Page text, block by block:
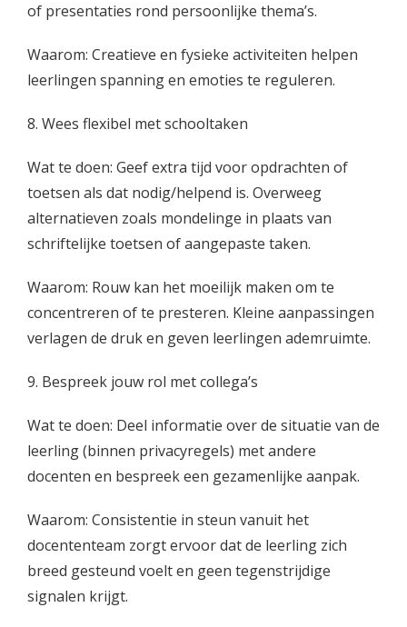
of presentaties rond persoonlijke thema’s.
Waarom: Creatieve en fysieke activiteiten helpen
leerlingen spanning en emoties te reguleren.
8. Wees flexibel met schooltaken
Wat te doen: Geef extra tijd voor opdrachten of
toetsen als dat nodig/helpend is. Overweeg
alternatieven zoals mondelinge in plaats van
schriftelijke toetsen of aangepaste taken.
Waarom: Rouw kan het moeilijk maken om te
concentreren of te presteren. Kleine aanpassingen
verlagen de druk en geven leerlingen ademruimte.
9. Bespreek jouw rol met collega’s
Wat te doen: Deel informatie over de situatie van de
leerling (binnen privacyregels) met andere
docenten en bespreek een gezamenlijke aanpak.
Waarom: Consistentie in steun vanuit het
docententeam zorgt ervoor dat de leerling zich
breed gesteund voelt en geen tegenstrijdige
signalen krijgt.